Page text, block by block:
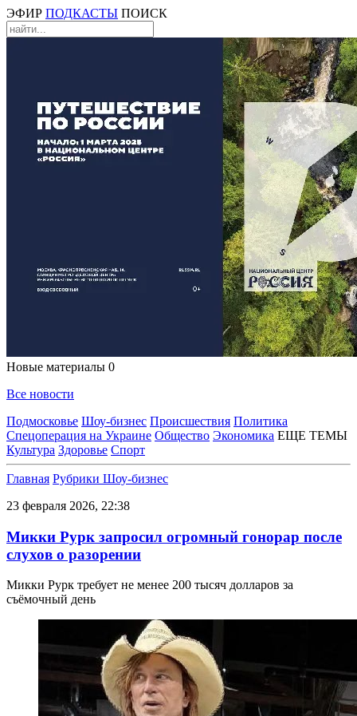
ЭФИР ПОДКАСТЫ ПОИСК
Новые материалы 0
Все новости
Подмосковье Шоу-бизнес Происшествия Политика
Спецоперация на Украине Общество Экономика ЕЩЕ ТЕМЫ
Культура Здоровье Спорт
Главная Рубрики Шоу-бизнес
23 февраля 2026, 22:38
Микки Рурк запросил огромный гонорар после
слухов о разорении
Микки Рурк требует не менее 200 тысяч долларов за
съёмочный день